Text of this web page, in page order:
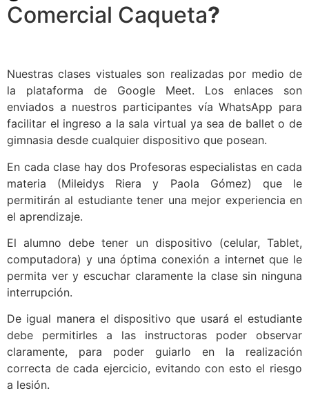
Comercial Caqueta?
Nuestras clases vistuales son realizadas por medio de
la plataforma de Google Meet. Los enlaces son
enviados a nuestros participantes vía WhatsApp para
facilitar el ingreso a la sala virtual ya sea de ballet o de
gimnasia desde cualquier dispositivo que posean.
En cada clase hay dos Profesoras especialistas en cada
materia (Mileidys Riera y Paola Gómez) que le
permitirán al estudiante tener una mejor experiencia en
el aprendizaje.
El alumno debe tener un dispositivo (celular, Tablet,
computadora) y una óptima conexión a internet que le
permita ver y escuchar claramente la clase sin ninguna
interrupción.
De igual manera el dispositivo que usará el estudiante
debe permitirles a las instructoras poder observar
claramente, para poder guiarlo en la realización
correcta de cada ejercicio, evitando con esto el riesgo
a lesión.